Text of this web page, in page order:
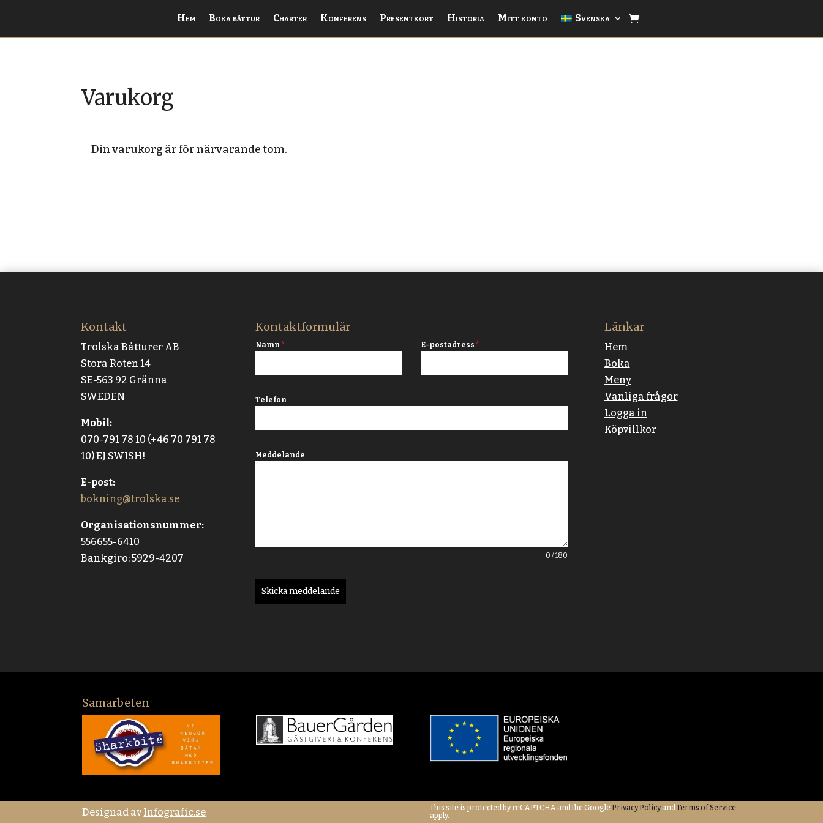
Hem Boka båttur Charter Konferens Presentkort Historia Mitt konto Svenska
Varukorg
Din varukorg är för närvarande tom.
Kontakt
Trolska Båtturer AB
Stora Roten 14
SE-563 92 Gränna
SWEDEN
Mobil:
070-791 78 10 (+46 70 791 78
10) EJ SWISH!
E-post:
bokning@trolska.se
Organisationsnummer:
556655-6410
Bankgiro: 5929-4207
Kontaktformulär
Namn * E-postadress *
Telefon
Meddelande
0 / 180
Skicka meddelande
Länkar
Hem
Boka
Meny
Vanliga frågor
Logga in
Köpvillkor
Samarbeten
Designad av Infografic.se This site is protected by reCAPTCHA and the GooglePrivacy Policyand Terms of Service
apply.